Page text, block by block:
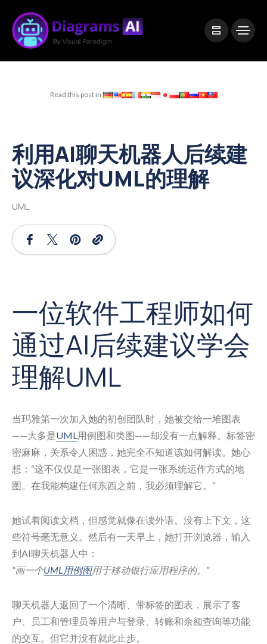
Read this post in:
利用AI聊天机器人后续建
议深化对UML的理解
UML
一位软件工程师如何
通过AI后续建议学会
理解UML
当玛雅第一次加入她的初创团队时，她被交给一堆图表
——大多是UML用例图和类图——却没有一点解释。标签密
密麻麻，关系令人困惑，她完全不知道该如何解读。她心
想：“这不仅仅是一张图表，它是一张系统运作方式的地
图。在我能构建任何东西之前，我必须理解它。”
她试着阅读文档，但感觉就像在读外语。没有上下文，这
些符号毫无意义。然后有一天早上，她打开浏览器，输入
到AI聊天机器人中：
“画一个UML用例图用于移动银行应用程序的。”
聊天机器人返回了一个清晰、带标签的图表，展示了客
户、员工和管理员等用户与登录、转账和余额查询等功能
的交互。但它并没有就此止步。